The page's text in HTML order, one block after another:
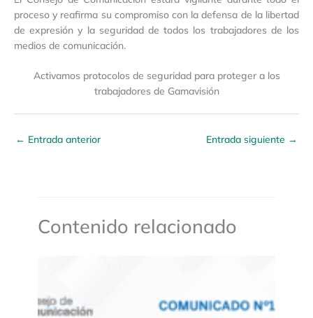
proceso y reafirma su compromiso con la defensa de la libertad
de expresión y la seguridad de todos los trabajadores de los
medios de comunicación.
Activamos protocolos de seguridad para proteger a los
trabajadores de Gamavisión
← Entrada anterior Entrada siguiente →
Contenido relacionado